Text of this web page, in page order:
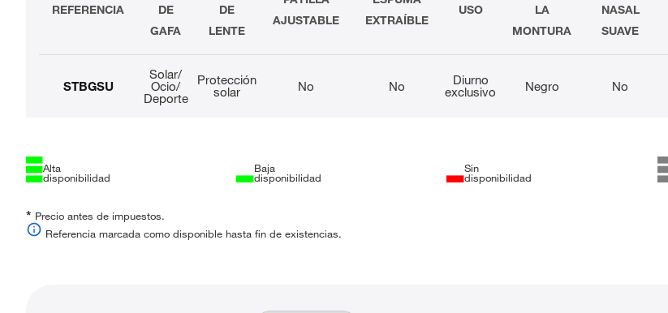
REFERENCIA
DE
GAFA
DE
LENTE
AJUSTABLE
EXTRAÍBLE
USO
LA
MONTURA
NASAL
SUAVE
STBGSU
Solar/
Ocio/
Deporte
Protección
solar
No No
Diurno
exclusivo
Negro No
Alta
disponibilidad
Baja
disponibilidad
Sin
disponibilidad
* Precio antes de impuestos.
Referencia marcada como disponible hasta fin de existencias.